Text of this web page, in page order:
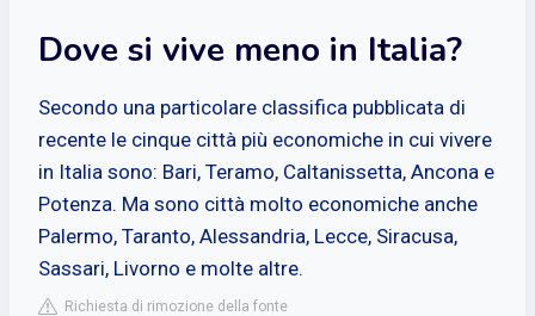
Dove si vive meno in Italia?
Secondo una particolare classifica pubblicata di
recente le cinque città più economiche in cui vivere
in Italia sono: Bari, Teramo, Caltanissetta, Ancona e
Potenza. Ma sono città molto economiche anche
Palermo, Taranto, Alessandria, Lecce, Siracusa,
Sassari, Livorno e molte altre.
Richiesta di rimozione della fonte